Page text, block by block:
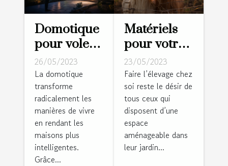
Domotique
pour volets
roulants :
Pourquoi
est-ce un
bon choix ?
26/05/2023
La domotique
transforme
radicalement les
manières de vivre
en rendant les
maisons plus
intelligentes.
Grâce...
Matériels
pour votre
ferme :
Comment
réussir la
réalisation
des clôtures
pour vos
animaux ?
23/05/2023
Faire l’élevage chez
soi reste le désir de
tous ceux qui
disposent d’une
espace
aménageable dans
leur jardin...